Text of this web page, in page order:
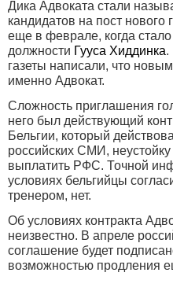
Дика Адвоката стали
кандидатов на пост нового
еще в феврале, когда стало
должности Гууса Хиддинка.
газеты написали, что
именно Адвокат.
Сложность приглашения
него был действующий
Бельгии, который
российских СМИ,
выплатить РФС. Точной
условиях бельгийцы
тренером, нет.
Об условиях контракта
неизвестно. В апреле
соглашение будет
возможностью продления